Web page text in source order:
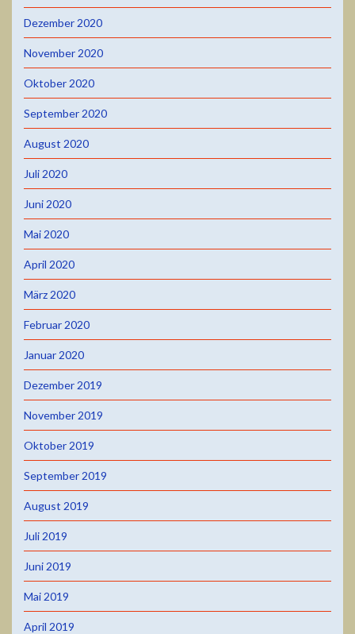
Dezember 2020
November 2020
Oktober 2020
September 2020
August 2020
Juli 2020
Juni 2020
Mai 2020
April 2020
März 2020
Februar 2020
Januar 2020
Dezember 2019
November 2019
Oktober 2019
September 2019
August 2019
Juli 2019
Juni 2019
Mai 2019
April 2019